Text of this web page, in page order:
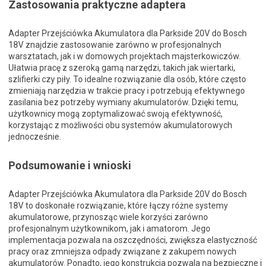
Zastosowania praktyczne adaptera
Adapter Przejściówka Akumulatora dla Parkside 20V do Bosch
18V znajdzie zastosowanie zarówno w profesjonalnych
warsztatach, jak i w domowych projektach majsterkowiczów.
Ułatwia pracę z szeroką gamą narzędzi, takich jak wiertarki,
szlifierki czy piły. To idealne rozwiązanie dla osób, które często
zmieniają narzędzia w trakcie pracy i potrzebują efektywnego
zasilania bez potrzeby wymiany akumulatorów. Dzięki temu,
użytkownicy mogą zoptymalizować swoją efektywność,
korzystając z możliwości obu systemów akumulatorowych
jednocześnie.
Podsumowanie i wnioski
Adapter Przejściówka Akumulatora dla Parkside 20V do Bosch
18V to doskonałe rozwiązanie, które łączy różne systemy
akumulatorowe, przynosząc wiele korzyści zarówno
profesjonalnym użytkownikom, jak i amatorom. Jego
implementacja pozwala na oszczędności, zwiększa elastyczność
pracy oraz zmniejsza odpady związane z zakupem nowych
akumulatorów. Ponadto, jego konstrukcja pozwala na bezpieczne i